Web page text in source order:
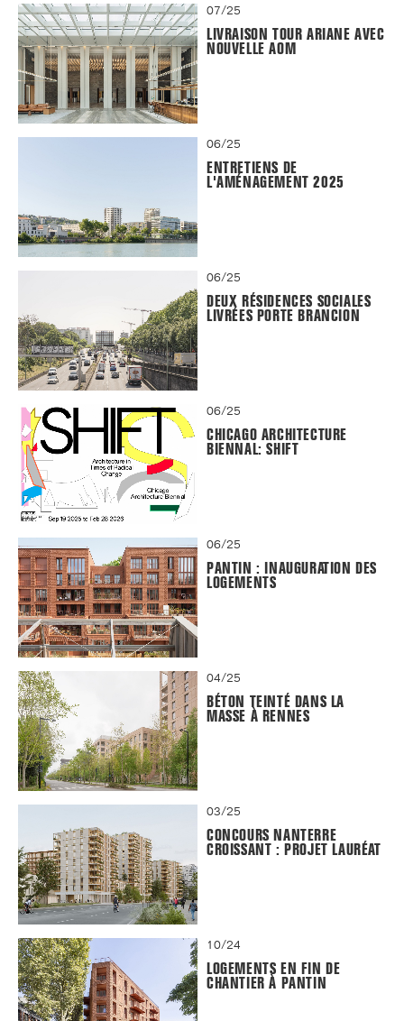
07/25
LIVRAISON TOUR ARIANE AVEC
NOUVELLE AOM
06/25
ENTRETIENS DE
L'AMÉNAGEMENT 2025
06/25
DEUX RÉSIDENCES SOCIALES
LIVRÉES PORTE BRANCION
06/25
CHICAGO ARCHITECTURE
BIENNAL: SHIFT
06/25
PANTIN : INAUGURATION DES
LOGEMENTS
04/25
BÉTON TEINTÉ DANS LA
MASSE À RENNES
03/25
CONCOURS NANTERRE
CROISSANT : PROJET LAURÉAT
10/24
LOGEMENTS EN FIN DE
CHANTIER À PANTIN